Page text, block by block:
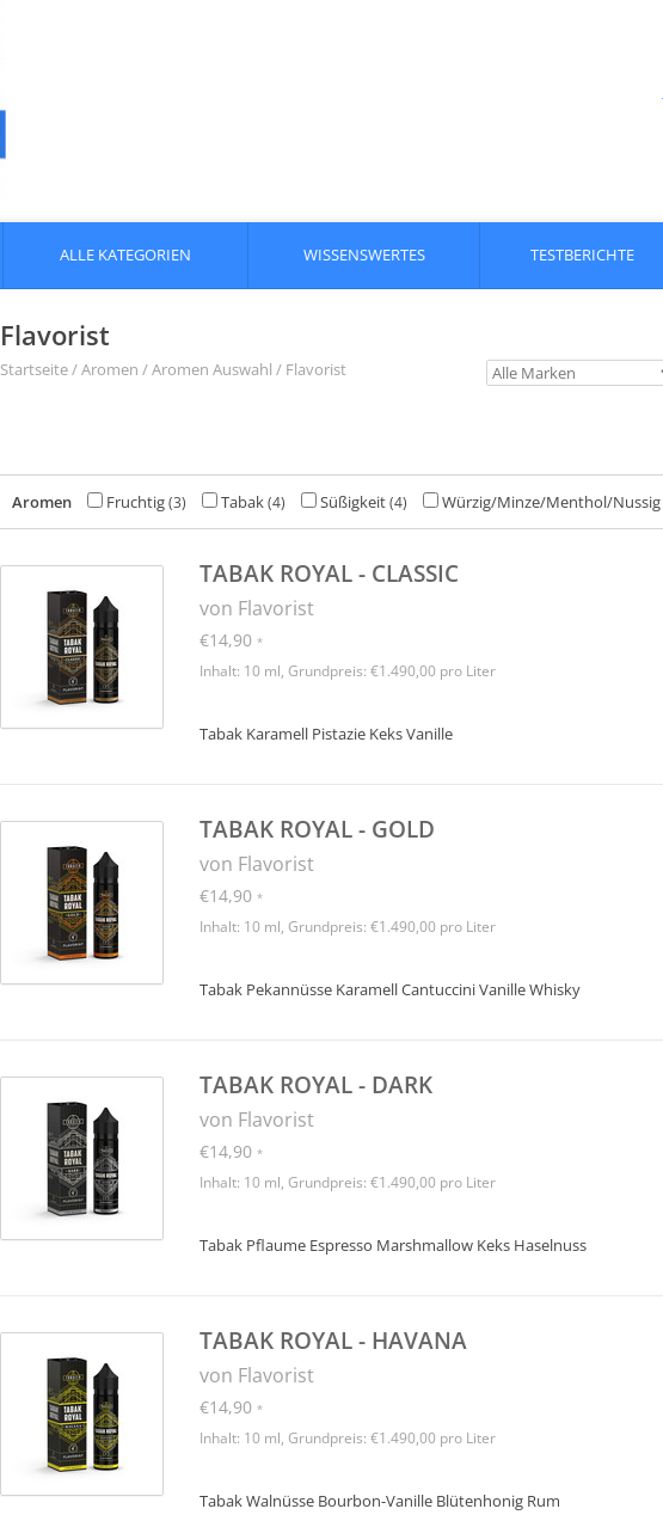
ALLE KATEGORIEN WISSENSWERTES TESTBERICHTE
Flavorist
Startseite/Aromen /Aromen Auswahl / Flavorist
Aromen Fruchtig(3) Tabak(4) Süßigkeit(4) Würzig/Minze/Menthol/Nussig
TABAK ROYAL - CLASSIC
von Flavorist
€14,90 *
Inhalt: 10 ml, Grundpreis: €1.490,00 pro Liter
Tabak Karamell Pistazie Keks Vanille
TABAK ROYAL - GOLD
von Flavorist
€14,90 *
Inhalt: 10 ml, Grundpreis: €1.490,00 pro Liter
Tabak Pekannüsse Karamell Cantuccini Vanille Whisky
TABAK ROYAL - DARK
von Flavorist
€14,90 *
Inhalt: 10 ml, Grundpreis: €1.490,00 pro Liter
Tabak Pflaume Espresso Marshmallow Keks Haselnuss
TABAK ROYAL - HAVANA
von Flavorist
€14,90 *
Inhalt: 10 ml, Grundpreis: €1.490,00 pro Liter
Tabak Walnüsse Bourbon-Vanille Blütenhonig Rum